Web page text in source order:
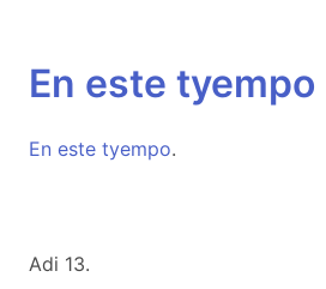
En este tyempo
En este tyempo.
Adi 13.